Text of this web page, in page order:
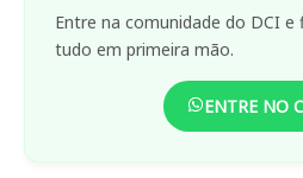
Entre na comunidade do DCI
tudo em primeira mão.
ENTRE NO